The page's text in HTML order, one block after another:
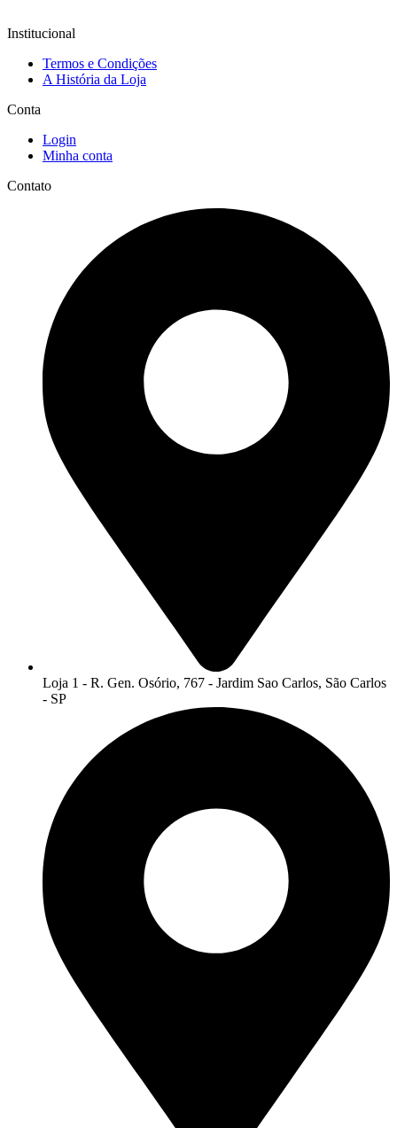
Institucional
Termos e Condições
A História da Loja
Conta
Login
Minha conta
Contato
Loja 1 - R. Gen. Osório, 767 - Jardim Sao Carlos, São Carlos
- SP